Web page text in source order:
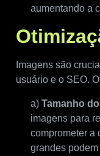
aumentando a
Imagens são
usuário e o SEO.
a) Tamanho
imagens para
comprometer a
grandes